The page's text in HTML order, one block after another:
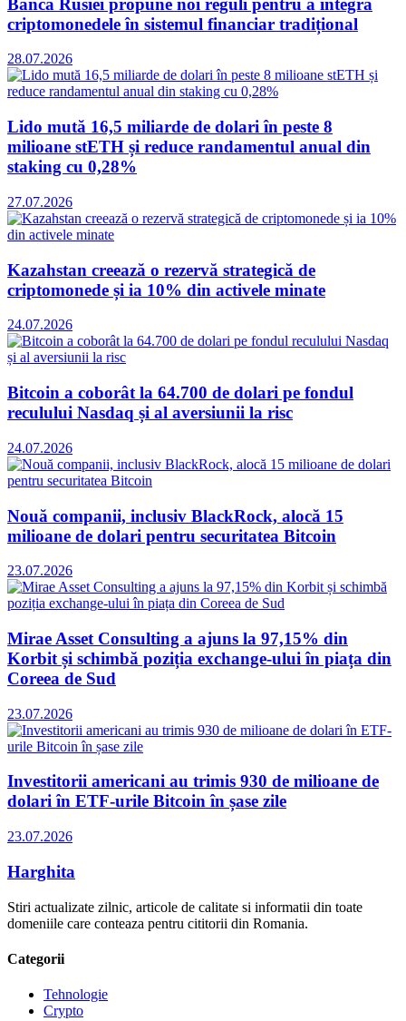
Banca Rusiei propune noi reguli pentru a integra
criptomonedele în sistemul financiar tradițional
28.07.2026
Lido mută 16,5 miliarde de dolari în peste 8
milioane stETH și reduce randamentul anual din
staking cu 0,28%
27.07.2026
Kazahstan creează o rezervă strategică de
criptomonede și ia 10% din activele minate
24.07.2026
Bitcoin a coborât la 64.700 de dolari pe fondul
reculului Nasdaq și al aversiunii la risc
24.07.2026
Nouă companii, inclusiv BlackRock, alocă 15
milioane de dolari pentru securitatea Bitcoin
23.07.2026
Mirae Asset Consulting a ajuns la 97,15% din
Korbit și schimbă poziția exchange-ului în piața din
Coreea de Sud
23.07.2026
Investitorii americani au trimis 930 de milioane de
dolari în ETF-urile Bitcoin în șase zile
23.07.2026
Harghita
Stiri actualizate zilnic, articole de calitate si informatii din toate
domeniile care conteaza pentru cititorii din Romania.
Categorii
Tehnologie
Crypto